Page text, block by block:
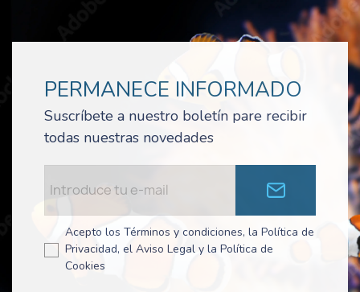
PERMANECE INFORMADO
Suscríbete a nuestro boletín pare recibir
todas nuestras novedades
Acepto los Términos y condiciones, la Política de
Privacidad, el Aviso Legal y la Política de
Cookies